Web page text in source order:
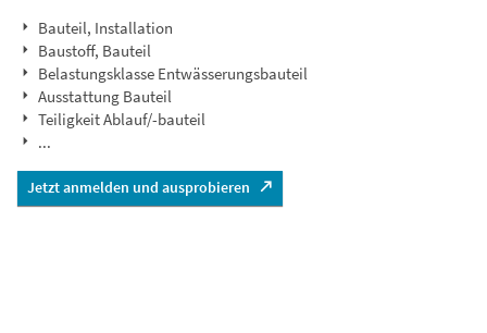
Bauteil, Installation
Baustoff, Bauteil
Belastungsklasse Entwässerungsbauteil
Ausstattung Bauteil
Teiligkeit Ablauf/-bauteil
...
Jetzt anmelden und ausprobieren